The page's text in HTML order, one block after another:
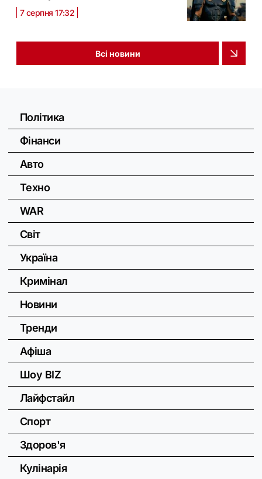
7 серпня 17:32
Всі новини
Політика
Фінанси
Авто
Техно
WAR
Світ
Україна
Кримінал
Новини
Тренди
Афіша
Шоу BIZ
Лайфстайл
Спорт
Здоров'я
Кулінарія